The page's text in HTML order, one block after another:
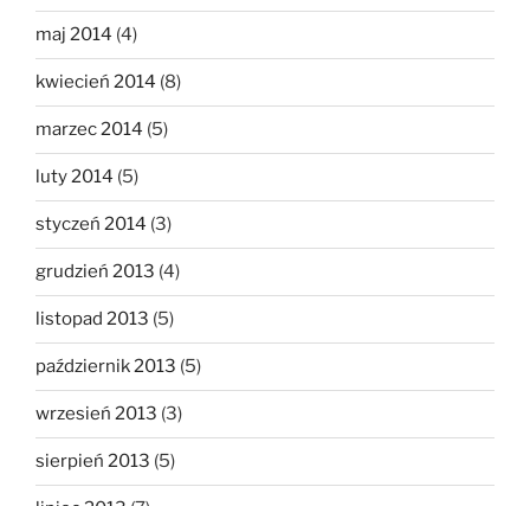
maj 2014 (4)
kwiecień 2014 (8)
marzec 2014 (5)
luty 2014 (5)
styczeń 2014 (3)
grudzień 2013 (4)
listopad 2013 (5)
październik 2013 (5)
wrzesień 2013 (3)
sierpień 2013 (5)